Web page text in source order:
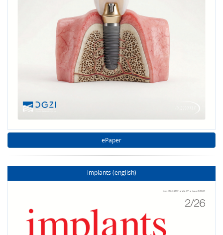
ePaper
implants (english)